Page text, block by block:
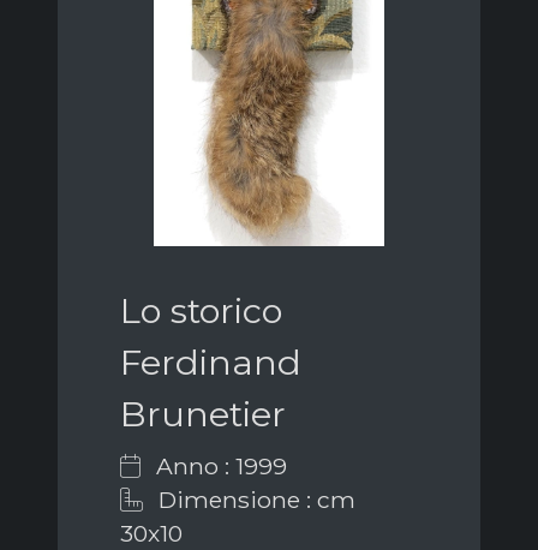
Lo storico
Ferdinand
Brunetier
Anno : 1999
Dimensione : cm
30x10